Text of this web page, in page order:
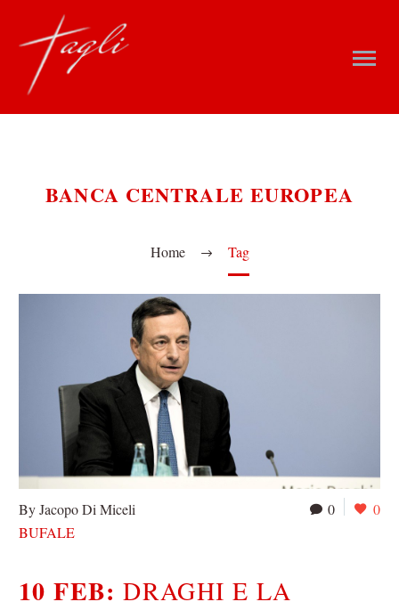
BANCA CENTRALE EUROPEA
Home Tag
0 0
By Jacopo Di Miceli
BUFALE
10 FEB:DRAGHI E LA